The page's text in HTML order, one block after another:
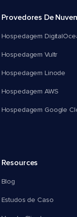
Provedores De
Hospedagem
Hospedagem Vultr
Hospedagem Linode
Hospedagem AWS
Hospedagem Google
Resources
Blog
Estudos de Caso